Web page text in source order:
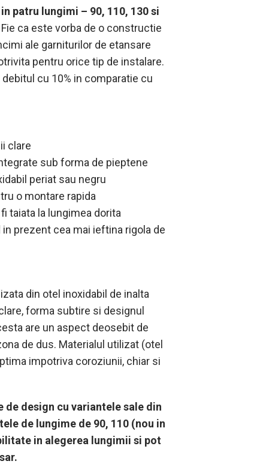
patru lungimi – 90, 110, 130 si
Fie ca este vorba de o constructie
ale garniturilor de etansare
pentru orice tip de instalare.
cu 10% in comparatie cu
clare
sub forma de pieptene
periat sau negru
o montare rapida
taiata la lungimea dorita
prezent cea mai ieftina rigola de
din otel inoxidabil de inalta
forma subtire si designul
are un aspect deosebit de
de dus. Materialul utilizat (otel
impotriva coroziunii, chiar si
design cu variantele sale din
de lungime de 90, 110 (nou in
in alegerea lungimii si pot